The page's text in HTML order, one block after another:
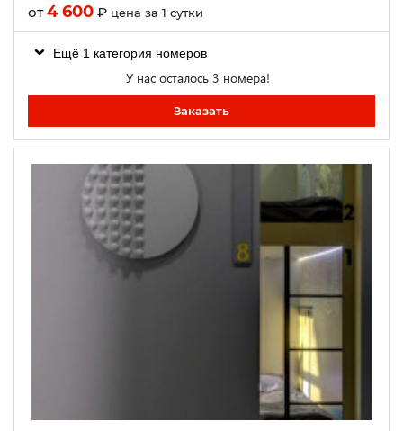
от4 600 ₽ цена за 1 сутки
Ещё 1 категория номеров
У нас осталось 3 номера!
Заказать